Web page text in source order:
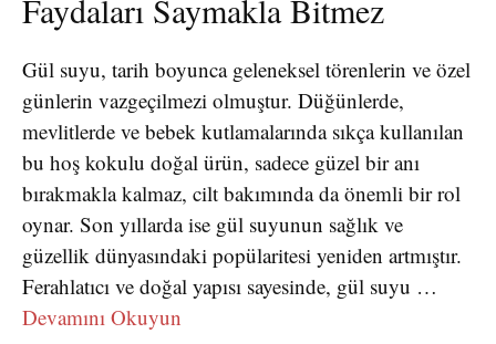
Faydaları Saymakla Bitmez
Gül suyu, tarih boyunca geleneksel törenlerin ve özel
günlerin vazgeçilmezi olmuştur. Düğünlerde,
mevlitlerde ve bebek kutlamalarında sıkça kullanılan
bu hoş kokulu doğal ürün, sadece güzel bir anı
bırakmakla kalmaz, cilt bakımında da önemli bir rol
oynar. Son yıllarda ise gül suyunun sağlık ve
güzellik dünyasındaki popülaritesi yeniden artmıştır.
Ferahlatıcı ve doğal yapısı sayesinde, gül suyu …
Devamını Okuyun